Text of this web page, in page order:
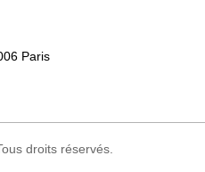
Paris
droits réservés.